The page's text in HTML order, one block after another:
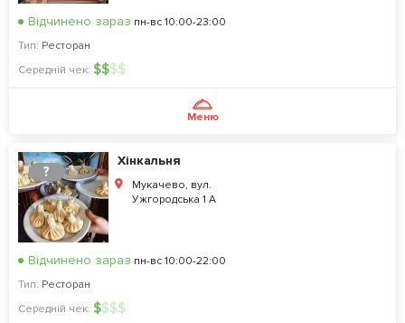
Відчинено зараз пн-вс 10:00-23:00
Тип: Ресторан
Середній чек: $$$$
Меню
?
Хінкальня
Мукачево, вул.
Ужгородська 1 А
Відчинено зараз пн-вс 10:00-22:00
Тип: Ресторан
Середній чек: $$$$